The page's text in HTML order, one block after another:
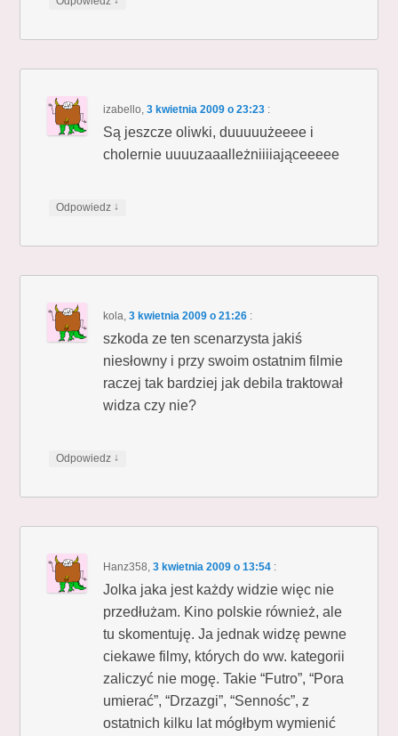
izabello,3 kwietnia 2009 o 23:23 :
Są jeszcze oliwki, duuuuużeeee i
cholernie uuuuzaaalleżniiiiająceeeee
Odpowiedz ↓
kola,3 kwietnia 2009 o 21:26 :
szkoda ze ten scenarzysta jakiś
niesłowny i przy swoim ostatnim filmie
raczej tak bardziej jak debila traktował
widza czy nie?
Odpowiedz ↓
Hanz358,3 kwietnia 2009 o 13:54 :
Jolka jaka jest każdy widzie więc nie
przedłużam. Kino polskie również, ale
tu skomentuję. Ja jednak widzę pewne
ciekawe filmy, których do ww. kategorii
zaliczyć nie mogę. Takie “Futro”, “Pora
umierać”, “Drzazgi”, “Sennośc”, z
ostatnich kilku lat mógłbym wymienić